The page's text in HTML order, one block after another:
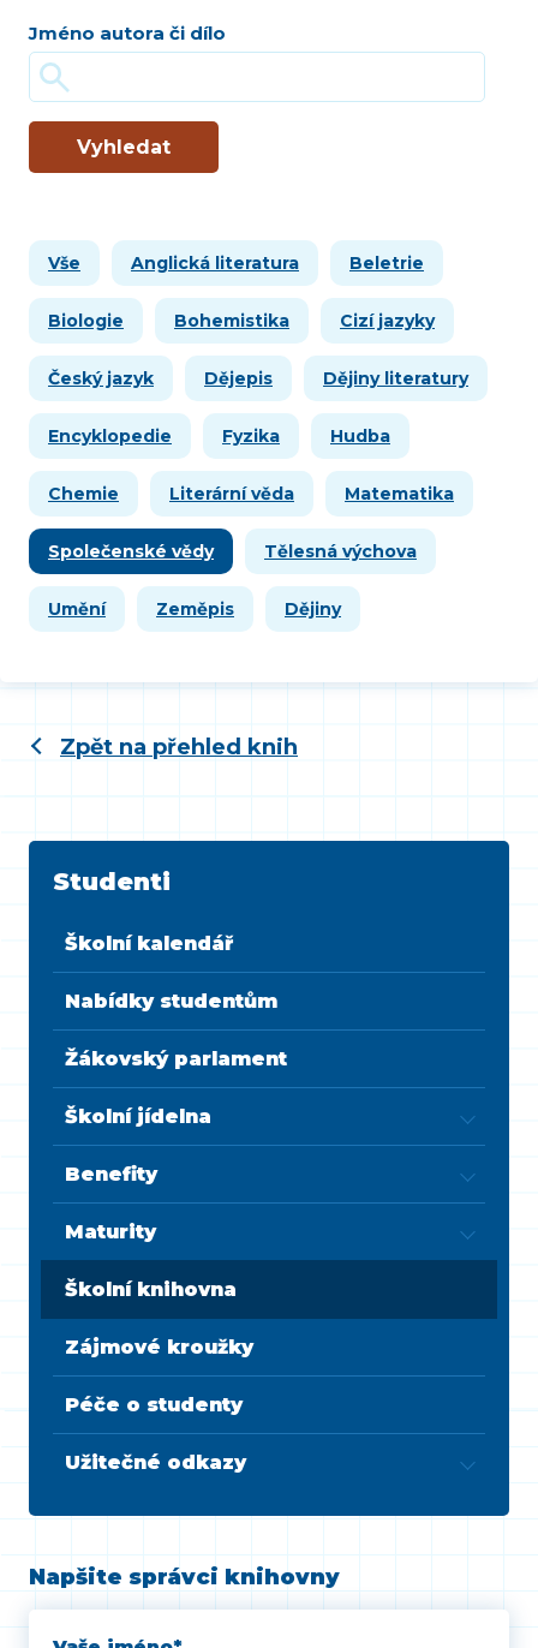
Jméno autora či dílo
Vyhledat
Vše Anglická literatura Beletrie
Biologie Bohemistika Cizí jazyky
Český jazyk Dějepis Dějiny literatury
Encyklopedie Fyzika Hudba
Chemie Literární věda Matematika
Společenské vědy Tělesná výchova
Umění Zeměpis Dějiny
Zpět na přehled knih
Studenti
Školní kalendář
Nabídky studentům
Žákovský parlament
Školní jídelna
Benefity
Maturity
Školní knihovna
Zájmové kroužky
Péče o studenty
Užitečné odkazy
Napšite správci knihovny